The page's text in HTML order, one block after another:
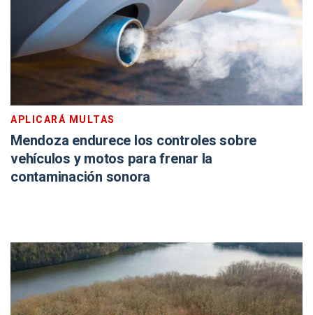
APLICARÁ MULTAS
Mendoza endurece los controles sobre
vehículos y motos para frenar la
contaminación sonora